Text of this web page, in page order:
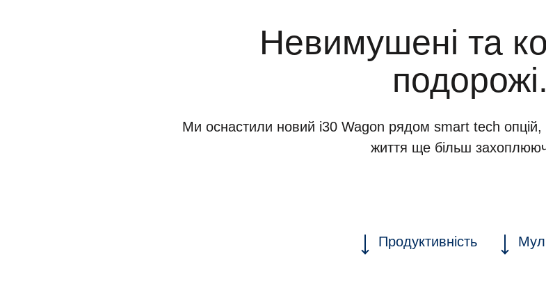
Невимушені та
подорожі.
Ми оснастили новий i30 Wagon рядом smart tech опцій,
життя ще більш
Продуктивність